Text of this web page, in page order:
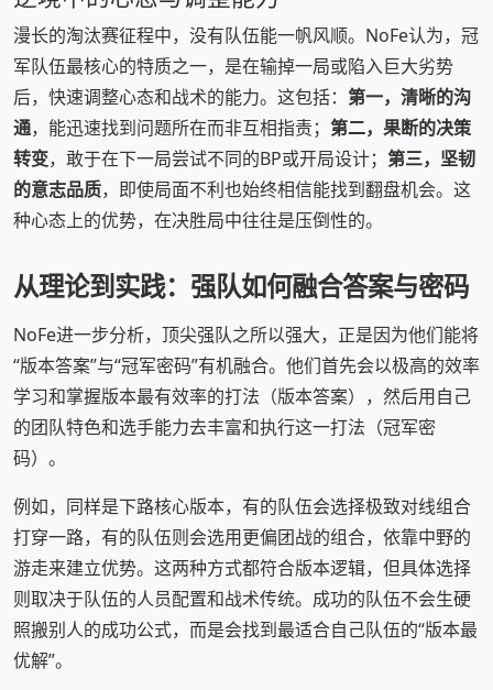
漫长的淘汰赛征程中，没有队伍能一帆风顺。NoFe认为，冠
军队伍最核心的特质之一，是在输掉一局或陷入巨大劣势
后，快速调整心态和战术的能力。这包括： 第一，清晰的沟
通，能迅速找到问题所在而非互相指责； 第二，果断的决策
转变，敢于在下一局尝试不同的BP或开局设计； 第三，坚韧
的意志品质，即使局面不利也始终相信能找到翻盘机会。这
种心态上的优势，在决胜局中往往是压倒性的。
从理论到实践：强队如何融合答案与密码
NoFe进一步分析，顶尖强队之所以强大，正是因为他们能将
“版本答案”与“冠军密码”有机融合。他们首先会以极高的效率
学习和掌握版本最有效率的打法（版本答案），然后用自己
的团队特色和选手能力去丰富和执行这一打法（冠军密
码）。
例如，同样是下路核心版本，有的队伍会选择极致对线组合
打穿一路，有的队伍则会选用更偏团战的组合，依靠中野的
游走来建立优势。这两种方式都符合版本逻辑，但具体选择
则取决于队伍的人员配置和战术传统。成功的队伍不会生硬
照搬别人的成功公式，而是会找到最适合自己队伍的“版本最
优解”。